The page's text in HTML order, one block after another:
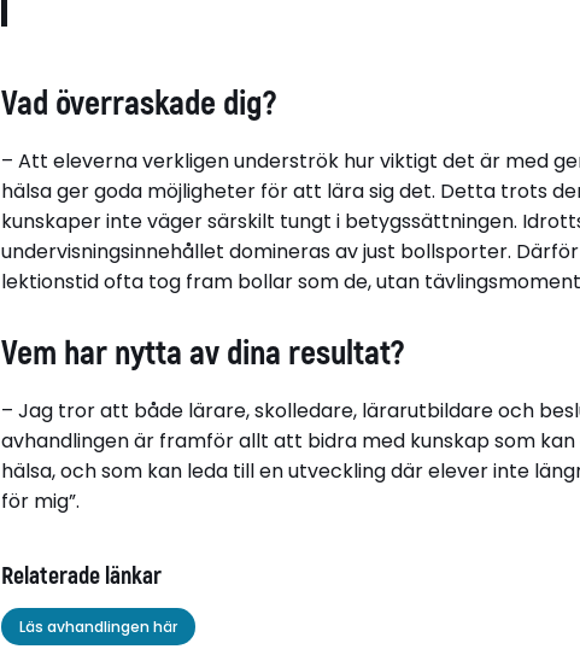
Vad överraskade dig?
– Att eleverna verkligen underströk hur viktigt det är med
hälsa ger goda möjligheter för att lära sig det. Detta trots
kunskaper inte väger särskilt tungt i betygssättningen.
undervisningsinnehållet domineras av just bollsporter.
lektionstid ofta tog fram bollar som de, utan
Vem har nytta av dina resultat?
– Jag tror att både lärare, skolledare, lärarutbildare och
avhandlingen är framför allt att bidra med kunskap som
hälsa, och som kan leda till en utveckling där elever inte
för mig”.
Relaterade länkar
Läs avhandlingen här